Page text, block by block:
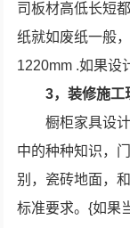
司板材高低长短
纸就如废纸一般
1220mm .如果设
3，装修施工
橱柜家具设
中的种种知识，
别，瓷砖地面，
标准要求。{如果